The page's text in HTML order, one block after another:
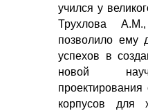
учился у
Трухлова
позволило ему
успехов в
новой
корпусов для